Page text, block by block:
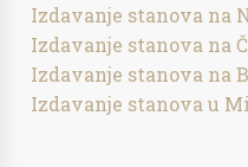
Izdavanje stanova na
Izdavanje stanova na
Izdavanje stanova na
Izdavanje stanova u